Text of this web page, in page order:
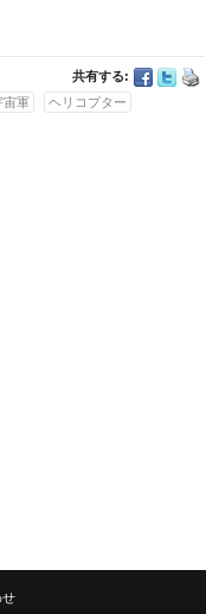
共有する:
宙軍 ヘリコプター
せ